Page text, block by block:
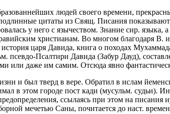
людей своего времени,
цитаты из Свящ. Писания
у него с язычеством. Знание сир.
христианам. Во многом благодаря В.
история царя Давида, книга о походах
псевдо-Псалтири Давида (Забур Дауд),
или даже им самим. Отсюда явно
и был тверд в вере. Обратил в ислам
в этом городе пост кади (мусульм. судьи).
ссылаясь при этом на
мечетью Саны, почитается до наст.